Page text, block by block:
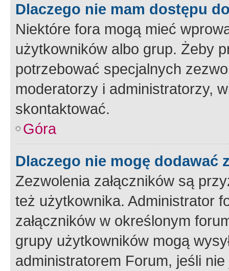
Dlaczego nie mam dostępu
Niektóre fora mogą mieć
użytkowników albo grup. Żeby
potrzebować specjalnych
moderatorzy i administratorzy,
skontaktować.
Góra
Dlaczego nie mogę dodawać
Zezwolenia załączników są
też użytkownika. Administrator
załączników w określonym
grupy użytkowników mogą
administratorem Forum, jeśli